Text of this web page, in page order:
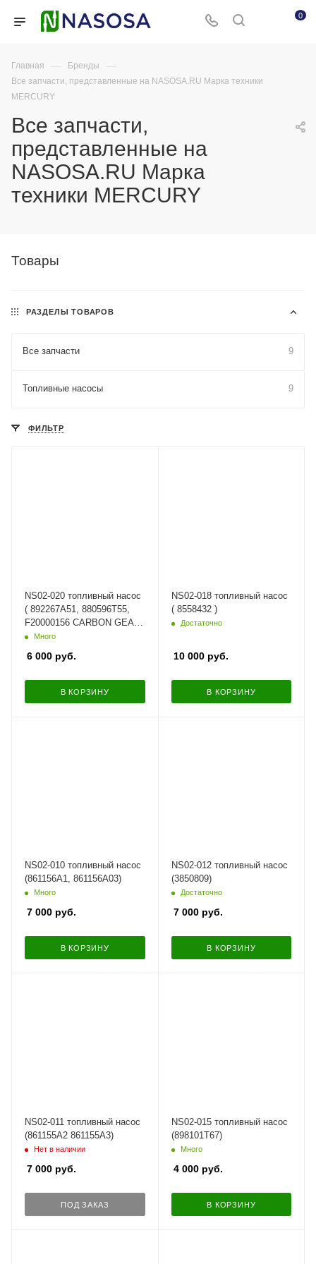
0
Главная — Бренды —
Все запчасти, представленные на NASOSA.RU Марка техники
MERCURY
Все запчасти,
представленные на
NASOSA.RU Марка
техники MERCURY
Товары
РАЗДЕЛЫ ТОВАРОВ
Все запчасти 9
Топливные насосы 9
ФИЛЬТР
NS02-020 топливный насос
( 892267A51, 880596T55,
F20000156 CARBON GEAR
TYPE )
Много
6 000 руб.
В КОРЗИНУ
NS02-018 топливный насос
( 8558432 )
Достаточно
10 000руб.
В КОРЗИНУ
NS02-010 топливный насос
(861156A1, 861156A03)
Много
7 000 руб.
В КОРЗИНУ
NS02-012 топливный насос
(3850809)
Достаточно
7 000руб.
В КОРЗИНУ
NS02-011 топливный насос
(861155A2 861155A3)
Нет в наличии
7 000 руб.
ПОД ЗАКАЗ
NS02-015 топливный насос
(898101T67)
Много
4 000руб.
В КОРЗИНУ